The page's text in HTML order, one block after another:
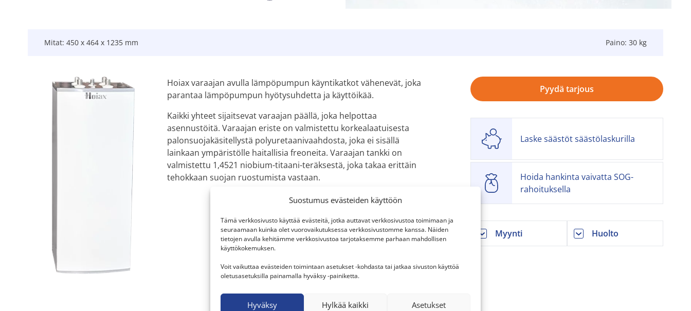
Suostumus evästeiden käyttöön
Tämä verkkosivusto käyttää evästeitä, jotka auttavat verkkosivustoa toimimaan ja
seuraamaan kuinka olet vuorovaikutuksessa verkkosivustomme kanssa. Näiden
tietojen avulla kehitämme verkkosivustoa tarjotaksemme parhaan mahdollisen
käyttökokemuksen.
Voit vaikuttaa evästeiden toimintaan asetukset -kohdasta tai jatkaa sivuston käyttöä
oletusasetuksilla painamalla hyväksy -painiketta.
Hyväksy Hylkää kaikki Asetukset
Mitat: 450 x 464 x 1235 mm Paino: 30 kg
Hoiax varaajan avulla lämpöpumpun käyntikatkot vähenevät, joka
parantaa lämpöpumpun hyötysuhdetta ja käyttöikää.
Kaikki yhteet sijaitsevat varaajan päällä, joka helpottaa
asennustöitä. Varaajan eriste on valmistettu korkealaatuisesta
palonsuojakäsitellystä polyuretaanivaahdosta, joka ei sisällä
lainkaan ympäristölle haitallisia freoneita. Varaajan tankki on
valmistettu 1,4521 niobium-titaani-teräksestä, joka takaa erittäin
tehokkaan suojan ruostumista vastaan.
Pyydä tarjous
Laske säästöt säästölaskurilla
Hoida hankinta vaivatta SOG-
rahoituksella
Myynti Huolto